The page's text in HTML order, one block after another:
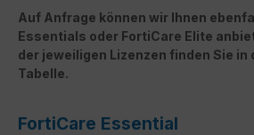
Auf Anfrage können wir Ihnen
Essentials oder FortiCare Elite
der jeweiligen Lizenzen finden Sie
Tabelle.
FortiCare Essential